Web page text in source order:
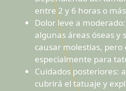
entre 2 y 6 horas o
Dolor leve a
algunas áreas óseas y
causar molestias, pero
especialmente para
Cuidados posteriores:
cubrirá el tatuaje y